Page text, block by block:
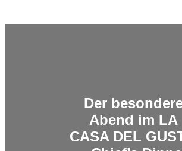
Der
Abend im LA
CASA DEL